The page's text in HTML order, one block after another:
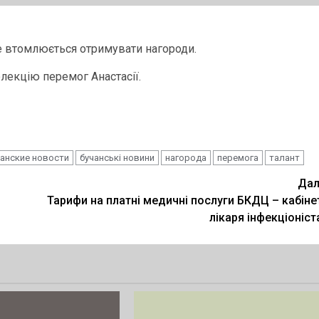
втомлюється отримувати нагороди.
перемог Анастасії.
новости бучанські новини нагорода перемога талант
Тарифи на платні медичні послуги БКДЦ –
лікаря